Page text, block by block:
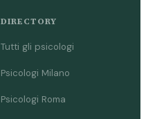
DIRECTORY
Tutti gli psicologi
Psicologi Milano
Psicologi Roma